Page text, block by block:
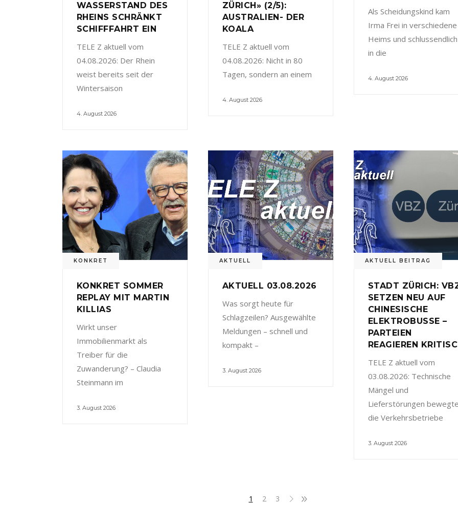
WASSERSTAND DES
RHEINS SCHRÄNKT
SCHIFFFAHRT EIN
TELE Z aktuell vom
04.08.2026: Der Rhein
weist bereits seit der
Wintersaison
4. August 2026
ZÜRICH» (2/5):
AUSTRALIEN- DER
KOALA
TELE Z aktuell vom
04.08.2026: Nicht in 80
Tagen, sondern an einem
4. August 2026
Als Scheidungskind kam
Irma Frei in verschiedene
Heims und schlussendlich
in die
4. August 2026
KONKRET
KONKRET SOMMER
REPLAY MIT MARTIN
KILLIAS
Wirkt unser
Immobilienmarkt als
Treiber für die
Zuwanderung? – Claudia
Steinmann im
3. August 2026
AKTUELL
AKTUELL 03.08.2026
Was sorgt heute für
Schlagzeilen? Ausgewählte
Meldungen – schnell und
kompakt –
3. August 2026
AKTUELL BEITRAG
STADT ZÜRICH:
SETZEN NEU AUF
CHINESISCHE
ELEKTROBUSSE –
PARTEIEN
REAGIEREN
TELE Z aktuell vom
03.08.2026: Technische
Mängel und
Lieferstörungen
die Verkehrsbetriebe
3. August 2026
1 2 3